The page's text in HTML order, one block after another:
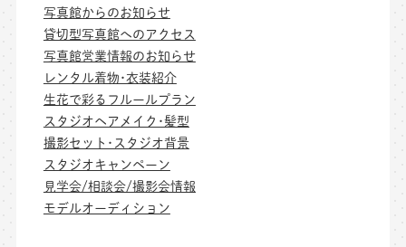
写真館からのお知らせ
貸切型写真館へのアクセス
写真館営業情報のお知らせ
レンタル着物･衣装紹介
生花で彩るフルールプラン
スタジオヘアメイク･髪型
撮影セット･スタジオ背景
スタジオキャンペーン
見学会/相談会/撮影会情報
モデルオーディション